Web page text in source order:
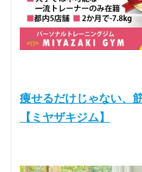
痩せるだけじゃない、
【ミヤザキジム】